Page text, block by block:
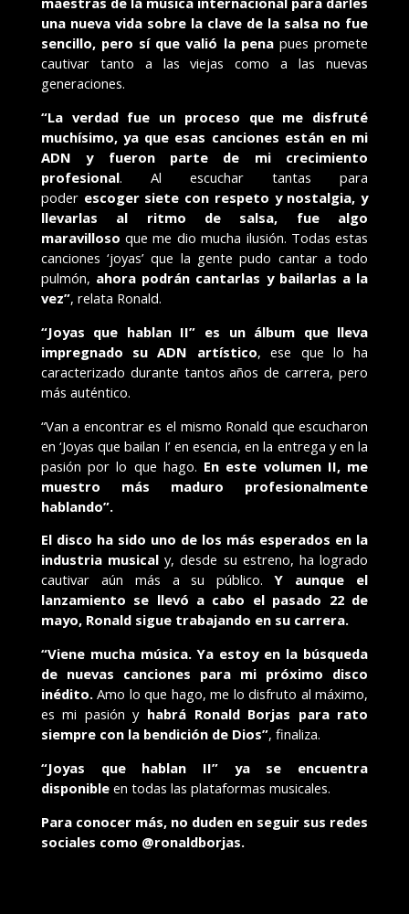
una nueva vida sobre la clave de la salsa no fue
sencillo, pero sí que valió la penapues promete
cautivar tanto a las viejas como a las nuevas
generaciones.
“La verdad fue un proceso que me disfruté
muchísimo, ya que esas canciones están en mi
ADN y fueron parte de mi crecimiento
profesional. Al escuchar tantas para
poder escoger siete con respeto y nostalgia, y
llevarlas al ritmo de salsa, fue algo
maravilloso que me dio mucha ilusión. Todas estas
canciones ‘joyas’ que la gente pudo cantar a todo
pulmón, ahora podrán cantarlas y bailarlas a la
vez”, relata Ronald.
“Joyas que hablan II” es un álbum que lleva
impregnado su ADN artístico, ese que lo ha
caracterizado durante tantos años de carrera, pero
más auténtico.
“Van a encontrar es el mismo Ronald que escucharon
en ‘Joyas que bailan I’ en esencia, en la entrega y en la
pasión por lo que hago. En este volumen II, me
muestro más maduro profesionalmente
hablando”.
El disco ha sido uno de los más esperados en la
industria musical y, desde su estreno, ha logrado
cautivar aún más a su público.Y aunque el
lanzamiento se llevó a cabo el pasado 22 de
mayo, Ronald sigue trabajando en su carrera.
“Viene mucha música. Ya estoy en la búsqueda
de nuevas canciones para mi próximo disco
inédito.Amo lo que hago, me lo disfruto al máximo,
es mi pasión y habrá Ronald Borjas para rato
siempre con la bendición de Dios”, finaliza.
“Joyas que hablan II” ya se encuentra
disponibleen todas las plataformas musicales.
Para conocer más, no duden en seguir sus redes
sociales como @ronaldborjas.